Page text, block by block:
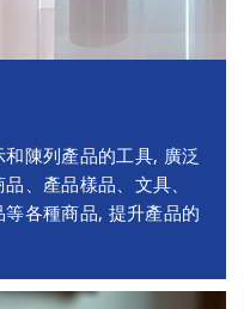
陳列產品的工具, 廣泛
、產品樣品、文具、
各種商品, 提升產品的